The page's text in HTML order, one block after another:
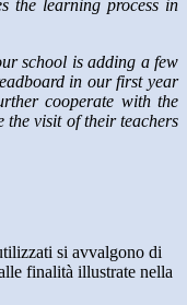
the learning process in
school is adding a few
in our first year
cooperate with the
the visit of their teachers
si avvalgono di
finalità illustrate nella